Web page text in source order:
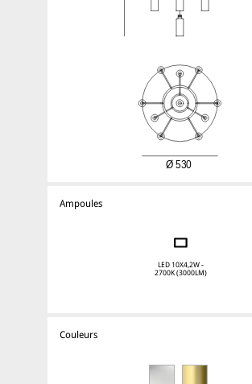
Ampoules
LED 10X4,2W -
2700K (3000LM)
Couleurs